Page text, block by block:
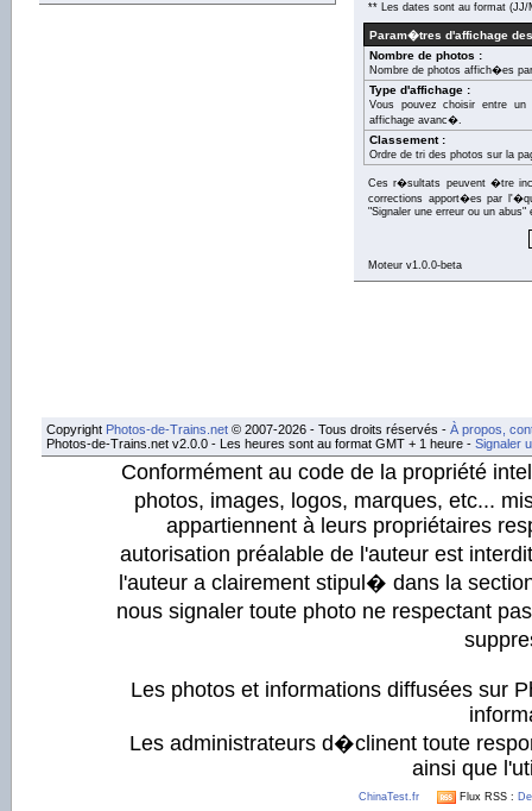
** Les dates sont au format (JJ/
Param�tres d'affichage
Nombre de photos :
Nombre de photos affich�es
Type d'affichage :
Vous pouvez choisir entre
affichage avanc�.
Classement :
Ordre de tri des photos sur la
Ces r�sultats peuvent �tre
corrections apport�es par
"Signaler une erreur ou un
Moteur v1.0.0-beta
Copyright Photos-de-Trains.net © 2007-2026 - Tous droits réservés - À propos,
Photos-de-Trains.net v2.0.0 - Les heures sont au format GMT + 1 heure - Signaler
Conformément au code de la propriété
photos, images, logos, marques, etc...
appartiennent à leurs propriétaires
autorisation préalable de l'auteur est
l'auteur a clairement stipul� dans la
nous signaler toute photo ne respectant
Les photos et informations diffusées sur
Les administrateurs d�clinent toute
ainsi que
ChinaTest.fr Flux RSS :